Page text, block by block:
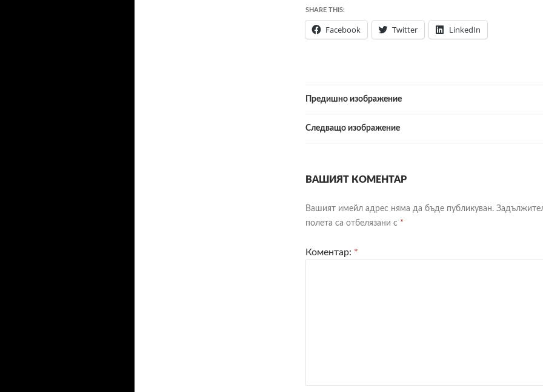
SHARE THIS:
Facebook Twitter LinkedIn
Предишно изображение
Следващо изображение
ВАШИЯТ КОМЕНТАР
Вашият имейл адрес няма да бъде публикуван.
полета са отбелязани с *
Коментар: *